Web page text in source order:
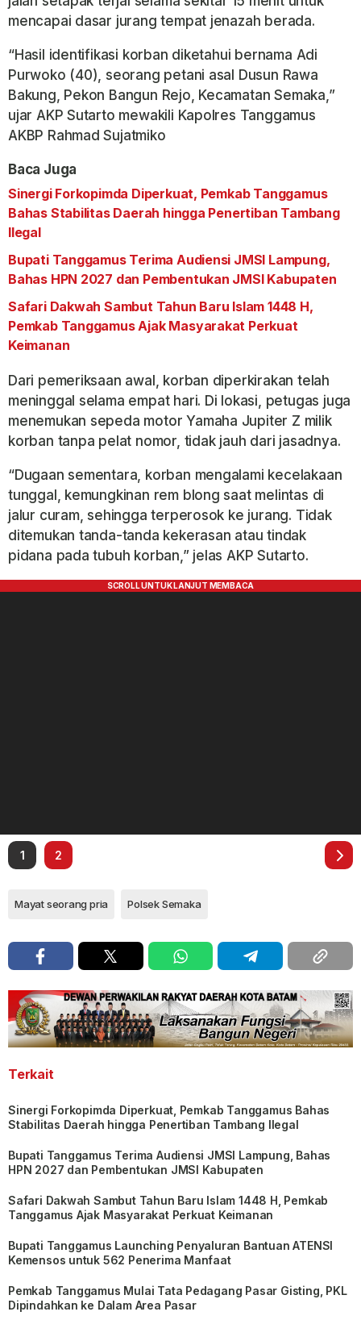
mencapai dasar jurang tempat jenazah berada.
“Hasil identifikasi korban diketahui bernama Adi
Purwoko (40), seorang petani asal Dusun Rawa
Bakung, Pekon Bangun Rejo, Kecamatan Semaka,”
ujar AKP Sutarto mewakili Kapolres Tanggamus
AKBP Rahmad Sujatmiko
Baca Juga
Sinergi Forkopimda Diperkuat, Pemkab Tanggamus
Bahas Stabilitas Daerah hingga Penertiban Tambang
Ilegal
Bupati Tanggamus Terima Audiensi JMSI Lampung,
Bahas HPN 2027 dan Pembentukan JMSI Kabupaten
Safari Dakwah Sambut Tahun Baru Islam 1448 H,
Pemkab Tanggamus Ajak Masyarakat Perkuat
Keimanan
Dari pemeriksaan awal, korban diperkirakan telah
meninggal selama empat hari. Di lokasi, petugas juga
menemukan sepeda motor Yamaha Jupiter Z milik
korban tanpa pelat nomor, tidak jauh dari jasadnya.
“Dugaan sementara, korban mengalami kecelakaan
tunggal, kemungkinan rem blong saat melintas di
jalur curam, sehingga terperosok ke jurang. Tidak
ditemukan tanda-tanda kekerasan atau tindak
pidana pada tubuh korban,” jelas AKP Sutarto.
1 2
Mayat seorang pria Polsek Semaka
Terkait
Sinergi Forkopimda Diperkuat, Pemkab Tanggamus Bahas
Stabilitas Daerah hingga Penertiban Tambang Ilegal
Bupati Tanggamus Terima Audiensi JMSI Lampung, Bahas
HPN 2027 dan Pembentukan JMSI Kabupaten
Safari Dakwah Sambut Tahun Baru Islam 1448 H, Pemkab
Tanggamus Ajak Masyarakat Perkuat Keimanan
Bupati Tanggamus Launching Penyaluran Bantuan ATENSI
Kemensos untuk 562 Penerima Manfaat
Pemkab Tanggamus Mulai Tata Pedagang Pasar Gisting, PKL
Dipindahkan ke Dalam Area Pasar